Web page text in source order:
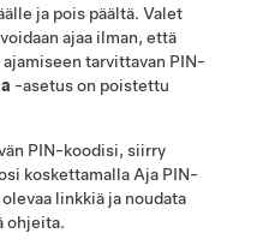
ja pois päältä. Valet
ajaa ilman, että
tarvittavan PIN-
-asetus on poistettu
PIN-koodisi, siirry
koskettamalla Aja PIN-
linkkiä ja noudata
ohjeita.